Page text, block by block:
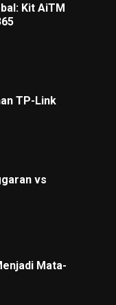
Kit AiTM
TP-Link
vs
Mata-